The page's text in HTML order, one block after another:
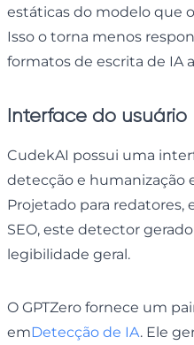
estáticas do modelo que
Isso o torna menos
formatos de escrita de IA
Interface do usuário
CudekAI possui uma
detecção e humanização
Projetado para
SEO, este detector
legibilidade geral.
O GPTZero fornece um
emDetecção de IA. Ele